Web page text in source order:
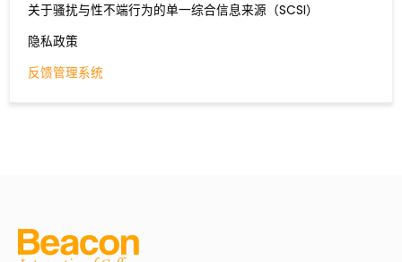
关于骚扰与性不端行为的单一综合信息来源（SCSI）
隐私政策
反馈管理系统